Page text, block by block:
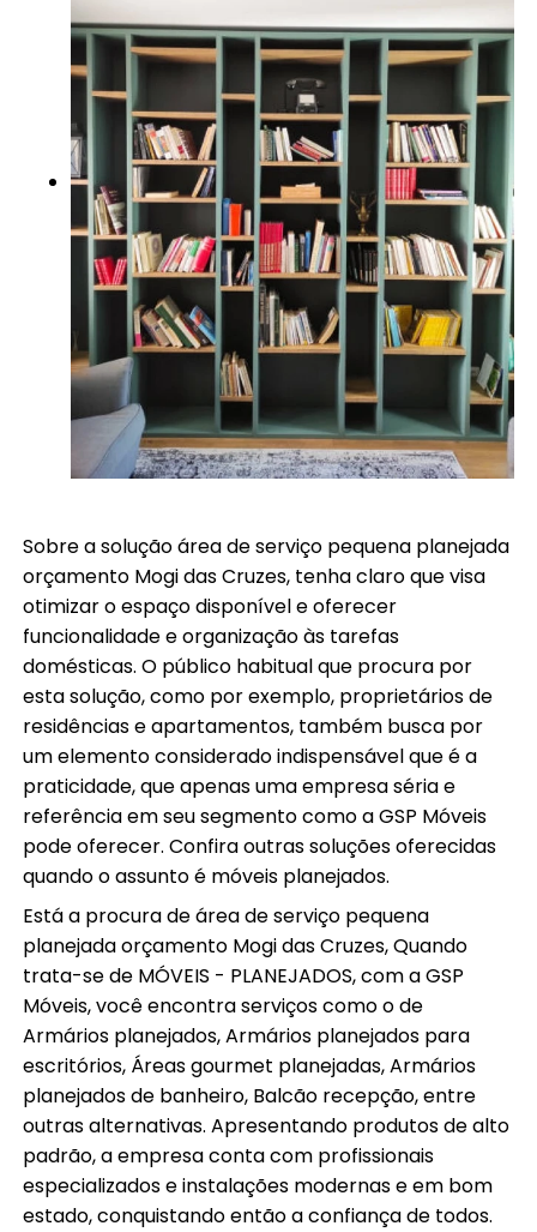
Sobre a solução área de serviço pequena planejada
orçamento Mogi das Cruzes, tenha claro que visa
otimizar o espaço disponível e oferecer
funcionalidade e organização às tarefas
domésticas. O público habitual que procura por
esta solução, como por exemplo, proprietários de
residências e apartamentos, também busca por
um elemento considerado indispensável que é a
praticidade, que apenas uma empresa séria e
referência em seu segmento como a GSP Móveis
pode oferecer. Confira outras soluções oferecidas
quando o assunto é móveis planejados.
Está a procura de área de serviço pequena
planejada orçamento Mogi das Cruzes, Quando
trata-se de MÓVEIS - PLANEJADOS, com a GSP
Móveis, você encontra serviços como o de
Armários planejados, Armários planejados para
escritórios, Áreas gourmet planejadas, Armários
planejados de banheiro, Balcão recepção, entre
outras alternativas. Apresentando produtos de alto
padrão, a empresa conta com profissionais
especializados e instalações modernas e em bom
estado, conquistando então a confiança de todos.